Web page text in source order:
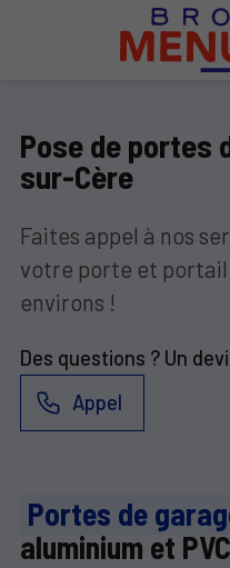
Pose de portes
sur-Cère
Faites appel à nos
votre porte et portail
environs !
Des questions ? Un
Appel
Portes de
aluminium et